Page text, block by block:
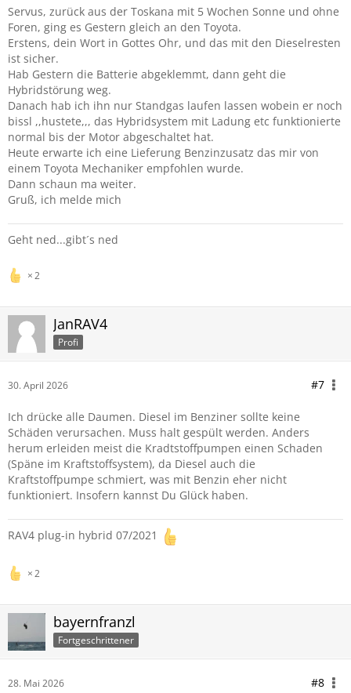
Servus, zurück aus der Toskana mit 5 Wochen Sonne und ohne
Foren, ging es Gestern gleich an den Toyota.
Erstens, dein Wort in Gottes Ohr, und das mit den Dieselresten
ist sicher.
Hab Gestern die Batterie abgeklemmt, dann geht die
Hybridstörung weg.
Danach hab ich ihn nur Standgas laufen lassen wobein er noch
bissl ,,hustete,,, das Hybridsystem mit Ladung etc funktionierte
normal bis der Motor abgeschaltet hat.
Heute erwarte ich eine Lieferung Benzinzusatz das mir von
einem Toyota Mechaniker empfohlen wurde.
Dann schaun ma weiter.
Gruß, ich melde mich
Geht ned...gibt´s ned
2
JanRAV4
Profi
30. April 2026 #7
Ich drücke alle Daumen. Diesel im Benziner sollte keine
Schäden verursachen. Muss halt gespült werden. Anders
herum erleiden meist die Kradtstoffpumpen einen Schaden
(Späne im Kraftstoffsystem), da Diesel auch die
Kraftstoffpumpe schmiert, was mit Benzin eher nicht
funktioniert. Insofern kannst Du Glück haben.
RAV4 plug-in hybrid 07/2021
2
bayernfranzl
Fortgeschrittener
28. Mai 2026 #8